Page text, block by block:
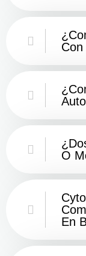
O
En